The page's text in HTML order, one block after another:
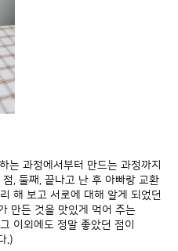
는 과정에서부터 만드는 과정까지
, 둘째, 끝나고 난 후 아빠랑 교환
해 보고 서로에 대해 알게 되었던
만든 것을 맛있게 먹어 주는
이외에도 정말 좋았던 점이
.)